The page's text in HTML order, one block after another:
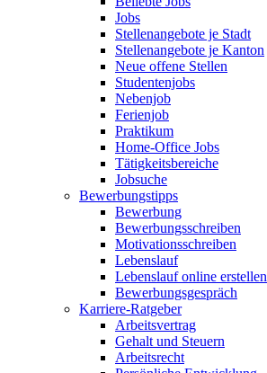
Jobs
Stellenangebote je Stadt
Stellenangebote je Kanton
Neue offene Stellen
Studentenjobs
Nebenjob
Ferienjob
Praktikum
Home-Office Jobs
Tätigkeitsbereiche
Jobsuche
Bewerbungstipps
Bewerbung
Bewerbungsschreiben
Motivationsschreiben
Lebenslauf
Lebenslauf online erstellen
Bewerbungsgespräch
Karriere-Ratgeber
Arbeitsvertrag
Gehalt und Steuern
Arbeitsrecht